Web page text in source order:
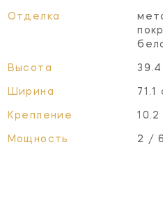
Отделка
Высота
Ширина 71.1
Крепление 10.2
Мощность 2 /